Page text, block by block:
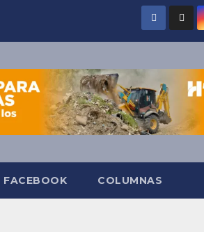
FACEBOOK COLUMNAS